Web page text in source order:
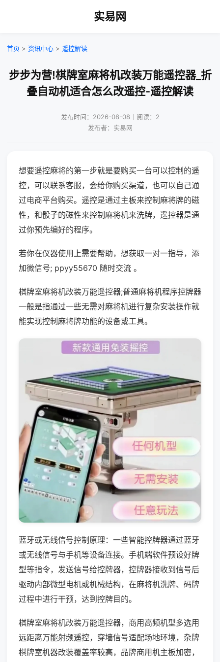
实易网
首页 > 资讯中心 > 遥控解读
步步为营!棋牌室麻将机改装万能遥控器_折
叠自动机适合怎么改遥控-遥控解读
发布时间：2026-08-08｜阅读：2
发布者：实易网
想要遥控麻将的第一步就是要购买一台可以控制的遥
控，可以联系客服，会给你购买渠道，也可以自己通
过电商平台购买。遥控是通过主板来控制麻将牌的磁
性，和骰子的磁性来控制麻将机来洗牌，遥控器是通
过你预先编好的程序。
若你在仪器使用上需要帮助，想获取一对一指导，添
加微信号; ppyy55670 随时交流 。
棋牌室麻将机改装万能遥控器;普通麻将机程序控牌器
一般是指通过一些无需对麻将机进行复杂安装操作就
能实现控制麻将牌功能的设备或工具。
蓝牙或无线信号控制原理：一些智能控牌器通过蓝牙
或无线信号与手机等设备连接。手机端软件预设好牌
型等指令，发送信号给控牌器，控牌器接收到信号后
驱动内部微型电机或机械结构，在麻将机洗牌、码牌
过程中进行干预，达到控牌目的。
棋牌室麻将机改装万能遥控器，商用高频机型多选用
远距离万能射频遥控，穿墙信号适配场地环境，杂牌
棋牌室机器改装覆盖率较高，品牌商用机主板加密，